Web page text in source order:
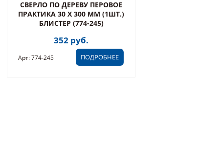
СВЕРЛО ПО ДЕРЕВУ ПЕРОВОЕ
ПРАКТИКА 30 Х 300 ММ (1ШТ.)
БЛИСТЕР (774-245)
352 руб.
ПОДРОБНЕЕ
Арт: 774-245